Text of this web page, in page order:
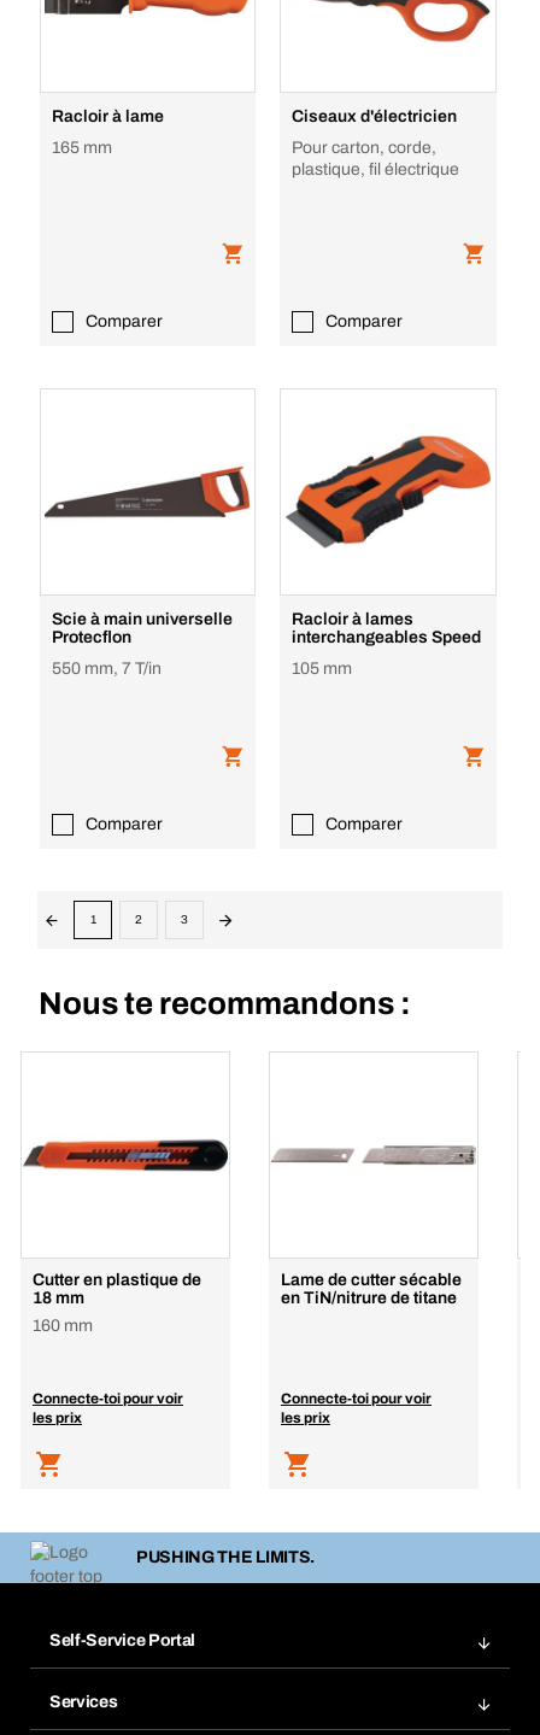
Racloir à lame
165 mm
Comparer
Ciseaux d'électricien
Pour carton, corde,
plastique, fil électrique
Comparer
Scie à main universelle
Protecflon
550 mm, 7 T/in
Comparer
Racloir à lames
interchangeables Speed
105 mm
Comparer
1 2 3
Nous te recommandons :
Cutter en plastique de
18 mm
160 mm
Connecte-toi pour voir
les prix
Lame de cutter sécable
en TiN/nitrure de titane
Connecte-toi pour voir
les prix
PUSHING THE LIMITS.
Self-Service Portal
Services